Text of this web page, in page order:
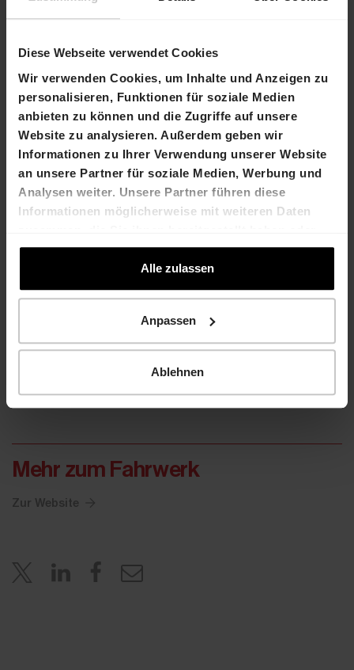
Diese Webseite verwendet Cookies
Wir verwenden Cookies, um Inhalte und Anzeigen zu
personalisieren, Funktionen für soziale Medien
anbieten zu können und die Zugriffe auf unsere
Website zu analysieren. Außerdem geben wir
Informationen zu Ihrer Verwendung unserer Website
an unsere Partner für soziale Medien, Werbung und
Analysen weiter. Unsere Partner führen diese
Informationen möglicherweise mit weiteren Daten
die sie im Rahmen Ihrer Nutzung der Dienste
Alle zulassen
Anpassen
Ablehnen
Mehr zum Fahrwerk
Zur Website